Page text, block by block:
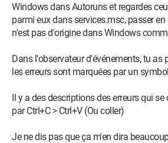
Windows dans Autoruns et regardes
parmi eux dans services.msc, passer
n'est pas d'origine dans Windows
Dans l'observateur d'événements, tu as
les erreurs sont marquées par un
Il y a des descriptions des erreurs qui
par Ctrl+C > Ctrl+V (Ou coller)
Je ne dis pas que ça m'en dira